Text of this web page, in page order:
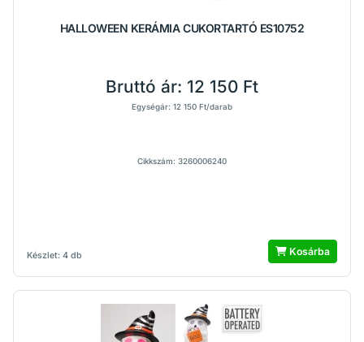
HALLOWEEN KERÁMIA CUKORTARTÓ ES10752
Készlet: 4 db
Bruttó ár: 12 150 Ft
Egységár: 12 150 Ft/darab
Cikkszám: 3260006240
Kosárba